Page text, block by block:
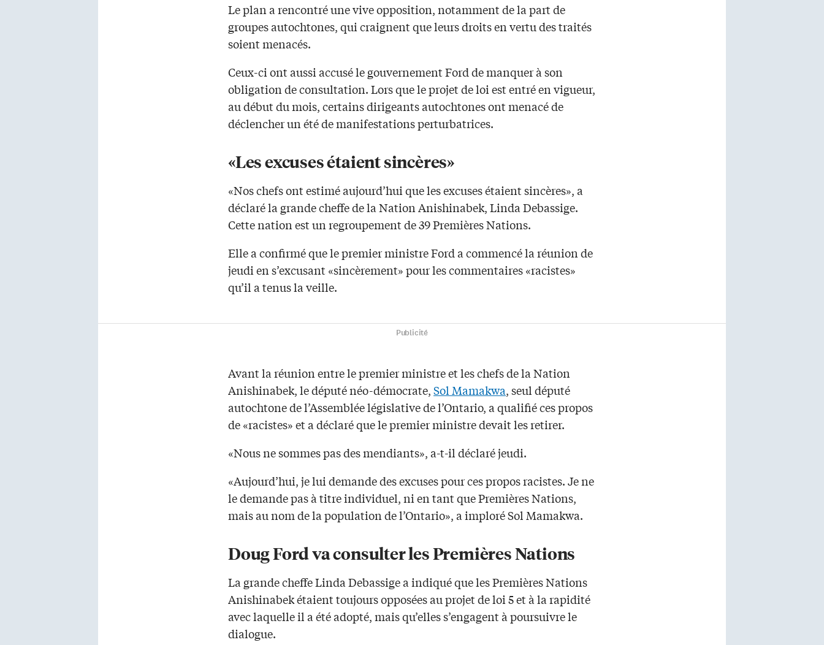
Le plan a rencontré une vive opposition, notamment de la part de
groupes autochtones, qui craignent que leurs droits en vertu des traités
soient menacés.
Ceux-ci ont aussi accusé le gouvernement Ford de manquer à son
obligation de consultation. Lors que le projet de loi est entré en vigueur,
au début du mois, certains dirigeants autochtones ont menacé de
déclencher un été de manifestations perturbatrices.
«Les excuses étaient sincères»
«Nos chefs ont estimé aujourd’hui que les excuses étaient sincères», a
déclaré la grande cheffe de la Nation Anishinabek, Linda Debassige.
Cette nation est un regroupement de 39 Premières Nations.
Elle a confirmé que le premier ministre Ford a commencé la réunion de
jeudi en s’excusant «sincèrement» pour les commentaires «racistes»
qu’il a tenus la veille.
Publicité
Avant la réunion entre le premier ministre et les chefs de la Nation
Anishinabek, le député néo-démocrate,Sol Mamakwa, seul député
autochtone de l’Assemblée législative de l’Ontario, a qualifié ces propos
de «racistes» et a déclaré que le premier ministre devait les retirer.
«Nous ne sommes pas des mendiants», a-t-il déclaré jeudi.
«Aujourd’hui, je lui demande des excuses pour ces propos racistes. Je ne
le demande pas à titre individuel, ni en tant que Premières Nations,
mais au nom de la population de l’Ontario», a imploré Sol Mamakwa.
Doug Ford va consulter les Premières Nations
La grande cheffe Linda Debassige a indiqué que les Premières Nations
Anishinabek étaient toujours opposées au projet de loi 5 et à la rapidité
avec laquelle il a été adopté, mais qu’elles s’engagent à poursuivre le
dialogue.